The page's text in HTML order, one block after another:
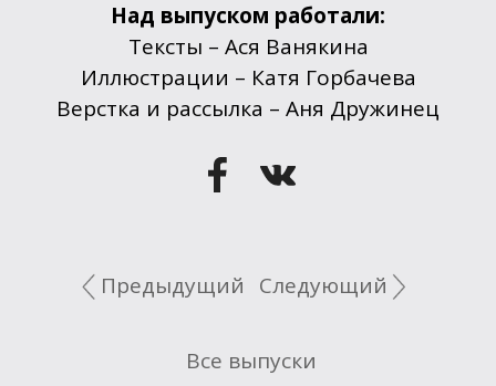
Над выпуском работали:
Тексты – Ася Ванякина
Иллюстрации – Катя Горбачева
Верстка и рассылка – Аня Дружинец
Все выпуски
Предыдущий Следующий
11 тут // Это выпуск 12 // тут 13